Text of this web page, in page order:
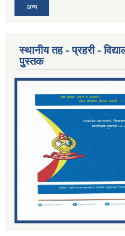
अन्य
स्थानीय तह - प्रहरी -
पुुस्तक